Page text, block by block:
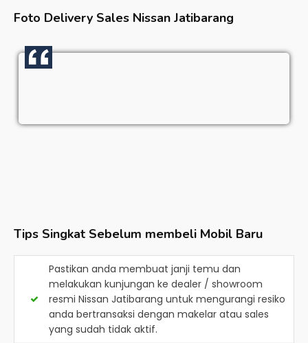
Foto Delivery Sales Nissan Jatibarang
Tips Singkat Sebelum membeli Mobil Baru
Pastikan anda membuat janji temu dan
melakukan kunjungan ke dealer / showroom
resmi Nissan Jatibarang untuk mengurangi resiko
anda bertransaksi dengan makelar atau sales
yang sudah tidak aktif.